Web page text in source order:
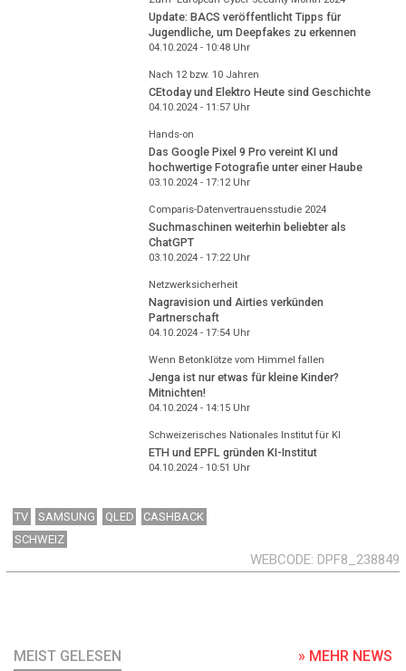
Update: BACS veröffentlicht Tipps für
Jugendliche, um Deepfakes zu erkennen
04.10.2024 - 10:48Uhr
Nach 12 bzw. 10 Jahren
CEtoday und Elektro Heute sind Geschichte
04.10.2024 - 11:57Uhr
Hands-on
Das Google Pixel 9 Pro vereint KI und
hochwertige Fotografie unter einer Haube
03.10.2024 - 17:12Uhr
Comparis-Datenvertrauensstudie 2024
Suchmaschinen weiterhin beliebter als
ChatGPT
03.10.2024 - 17:22Uhr
Netzwerksicherheit
Nagravision und Airties verkünden
Partnerschaft
04.10.2024 - 17:54Uhr
Wenn Betonklötze vom Himmel fallen
Jenga ist nur etwas für kleine Kinder?
Mitnichten!
04.10.2024 - 14:15Uhr
Schweizerisches Nationales Institut für KI
ETH und EPFL gründen KI-Institut
04.10.2024 - 10:51 Uhr
TV SAMSUNG QLED
CASHBACK
SCHWEIZ
WEBCODE DPF8_238849
MEIST GELESEN » MEHR NEWS